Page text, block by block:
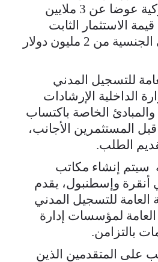
دولار في البنوك التركية عوضا عن 3 ملايين
الاستثمار الثابت
مقابل الحصول على الجنسية من 2 مليون دولار
للتسجيل المدني
الداخلية الإرشادات
والمبادئ الخاصة باكتساب
المستثمرين الأجانب،
الطلب.
سيتم إنشاء مكاتب
وإسطنبول، يقدم
العامة للتسجيل المدني
العامة لمؤسسات إدارة
بالتزامن.
على المتقدمين الذين